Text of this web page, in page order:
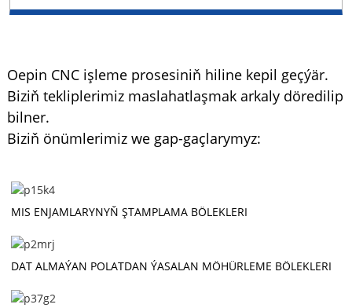
Oepin CNC işleme prosesiniň hiline kepil geçýär.
Biziň tekliplerimiz maslahatlaşmak arkaly döredilip
bilner.
Biziň önümlerimiz we gap-gaçlarymyz:
MIS ENJAMLARYNYŇ ŞTAMPLAMA BÖLEKLERI
DAT ALMAÝAN POLATDAN ÝASALAN MÖHÜRLEME BÖLEKLERI